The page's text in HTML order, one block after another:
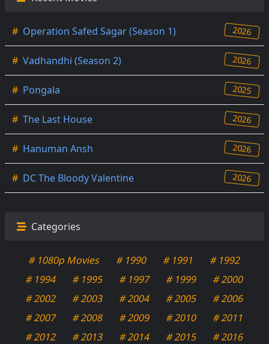
# Operation Safed Sagar (Season 1) 2026
# Vadhandhi (Season 2) 2026
# Pongala 2025
# The Last House 2026
# Hanuman Ansh 2026
# DC The Bloody Valentine 2026
Categories
# 1080p Movies # 1990 # 1991
# 1992
# 1994
# 1995 # 1997 # 1999
# 2000
# 2002
# 2003 # 2004 # 2005
# 2006
# 2007
# 2008 # 2009 # 2010
# 2011
# 2012
# 2013 # 2014 # 2015
# 2016